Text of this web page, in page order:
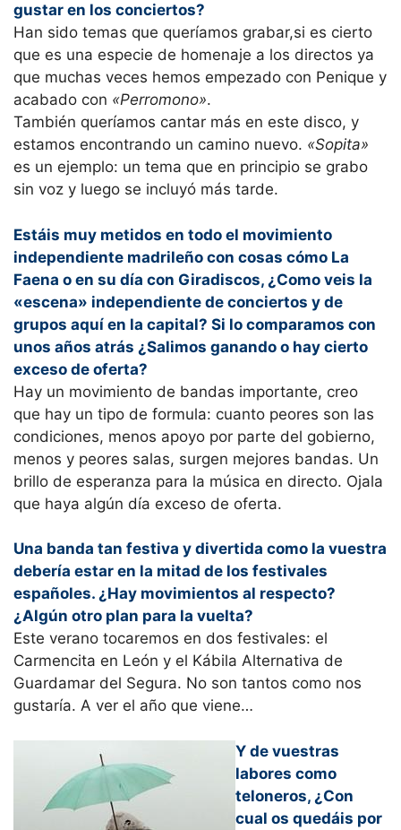
gustar en los conciertos?
Han sido temas que queríamos grabar,si es cierto
que es una especie de homenaje a los directos ya
que muchas veces hemos empezado con Penique y
acabado con «Perromono».
También queríamos cantar más en este disco, y
estamos encontrando un camino nuevo. «Sopita»
es un ejemplo: un tema que en principio se grabo
sin voz y luego se incluyó más tarde.
Estáis muy metidos en todo el movimiento
independiente madrileño con cosas cómo La
Faena o en su día con Giradiscos, ¿Como veis la
«escena» independiente de conciertos y de
grupos aquí en la capital? Si lo comparamos con
unos años atrás ¿Salimos ganando o hay cierto
exceso de oferta?
Hay un movimiento de bandas importante, creo
que hay un tipo de formula: cuanto peores son las
condiciones, menos apoyo por parte del gobierno,
menos y peores salas, surgen mejores bandas. Un
brillo de esperanza para la música en directo. Ojala
que haya algún día exceso de oferta.
Una banda tan festiva y divertida como la vuestra
debería estar en la mitad de los festivales
españoles. ¿Hay movimientos al respecto?
¿Algún otro plan para la vuelta?
Este verano tocaremos en dos festivales: el
Carmencita en León y el Kábila Alternativa de
Guardamar del Segura. No son tantos como nos
gustaría. A ver el año que viene…
Y de vuestras
labores como
teloneros, ¿Con
cual os quedáis por